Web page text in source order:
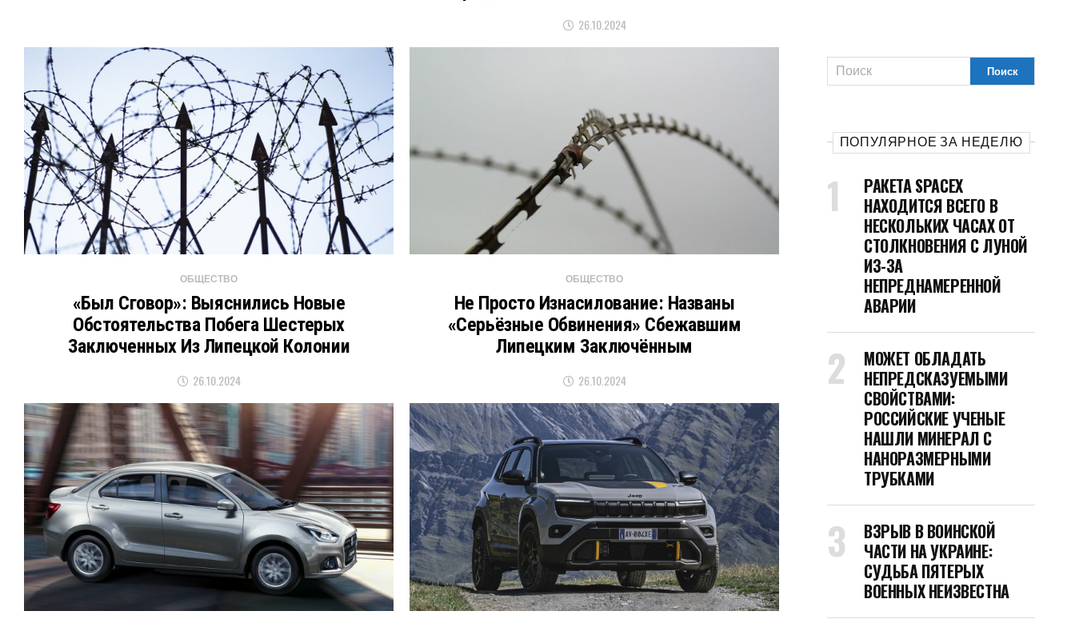
26.10.2024
ОБЩЕСТВО
«Был Сговор»: Выяснились Новые
Обстоятельства Побега Шестерых
Заключенных Из Липецкой Колонии
26.10.2024
ОБЩЕСТВО
Не Просто Изнасилование: Названы
«серьёзные Обвинения» Сбежавшим
Липецким Заключённым
26.10.2024
ПОПУЛЯРНОЕ ЗА НЕДЕЛЮ
РАКЕТА SPACEX
НАХОДИТСЯ ВСЕГО В
НЕСКОЛЬКИХ ЧАСАХ ОТ
СТОЛКНОВЕНИЯ С ЛУНОЙ
ИЗ-ЗА
НЕПРЕДНАМЕРЕННОЙ
АВАРИИ
МОЖЕТ ОБЛАДАТЬ
НЕПРЕДСКАЗУЕМЫМИ
СВОЙСТВАМИ:
РОССИЙСКИЕ УЧЕНЫЕ
НАШЛИ МИНЕРАЛ С
НАНОРАЗМЕРНЫМИ
ТРУБКАМИ
ВЗРЫВ В ВОИНСКОЙ
ЧАСТИ НА УКРАИНЕ:
СУДЬБА ПЯТЕРЫХ
ВОЕННЫХ НЕИЗВЕСТНА